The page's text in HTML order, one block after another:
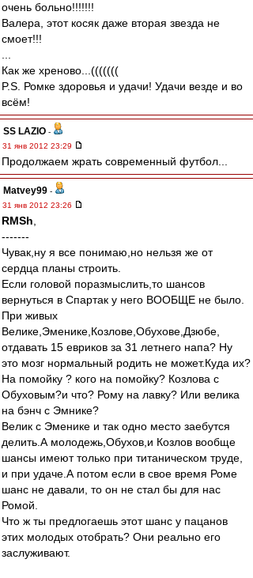
очень больно!!!!!!!
Валера, этот косяк даже вторая звезда не
смоет!!!
Как же хреново...(((((((
P.S. Ромке здоровья и удачи! Удачи везде и во
всём!
SS LAZIO -
31 янв 2012 23:29
Продолжаем жрать современный футбол...
Matvey99 -
31 янв 2012 23:26
RMSh
-------
Чувак,ну я все понимаю,но нельзя же от
сердца планы строить.
Если головой поразмыслить,то шансов
вернуться в Спартак у него ВООБЩЕ не было.
При живых
Велике,Эменике,Козлове,Обухове,Дзюбе,
отдавать 15 евриков за 31 летнего напа? Ну
это мозг нормальный родить не может.Куда их?
На помойку ? кого на помойку? Козлова с
Обуховым?и что? Рому на лавку? Или велика
на бэнч с Эмнике?
Велик с Эменике и так одно место заебутся
делить.А молодежь,Обухов,и Козлов вообще
шансы имеют только при титаническом труде,
и при удаче.А потом если в свое время Роме
шанс не давали, то он не стал бы для нас
Ромой.
Что ж ты предлогаешь этот шанс у пацанов
этих молодых отобрать? Они реально его
заслуживают.